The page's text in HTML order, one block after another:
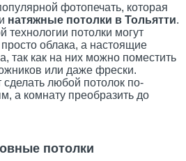
фотопечать, которая
натяжные потолки в Тольятти.
потолки могут
облака, а настоящие
так как на них можно поместить
или даже фрески.
сделать любой потолок по-
а комнату преобразить до
потолки